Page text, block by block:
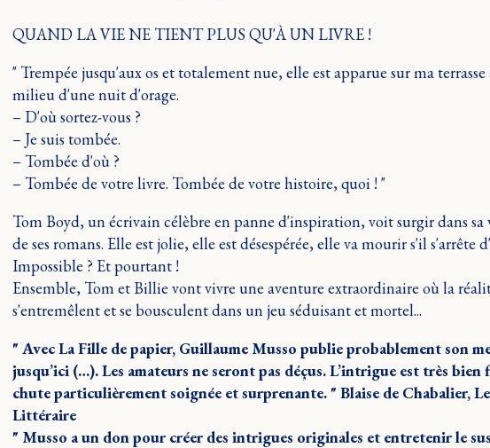
QUAND LA VIE NE TIENT PLUS QU'À UN LIVRE !
" Trempée jusqu'aux os et totalement nue, elle est apparue sur ma terrasse
milieu d'une nuit d'orage.
– D'où sortez-vous ?
– Je suis tombée.
– Tombée d'où ?
– Tombée de votre livre. Tombée de votre histoire, quoi ! "
Tom Boyd, un écrivain célèbre en panne d'inspiration, voit surgir dans sa
de ses romans. Elle est jolie, elle est désespérée, elle va mourir s'il s'arrête
Impossible ? Et pourtant !
Ensemble, Tom et Billie vont vivre une aventure extraordinaire où la
s'entremêlent et se bousculent dans un jeu séduisant et mortel...
" Avec La Fille de papier, Guillaume Musso publie probablement son
jusqu’ici (…). Les amateurs ne seront pas déçus. L’intrigue est très bien
chute particulièrement soignée et surprenante. " Blaise de Chabalier,
Littéraire
" Musso a un don pour créer des intrigues originales et entretenir le